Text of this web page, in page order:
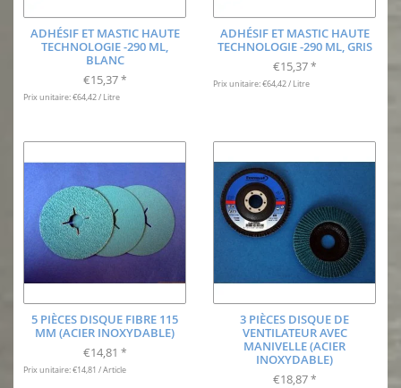
ADHÉSIF ET MASTIC HAUTE
TECHNOLOGIE -290 ML,
BLANC
€15,37 *
Prix unitaire: €64,42 / Litre
ADHÉSIF ET MASTIC HAUTE
TECHNOLOGIE -290 ML, GRIS
€15,37 *
Prix unitaire: €64,42 / Litre
5 PIÈCES DISQUE FIBRE 115
MM (ACIER INOXYDABLE)
€14,81 *
Prix unitaire: €14,81 / Article
3 PIÈCES DISQUE DE
VENTILATEUR AVEC
MANIVELLE (ACIER
INOXYDABLE)
€18,87 *